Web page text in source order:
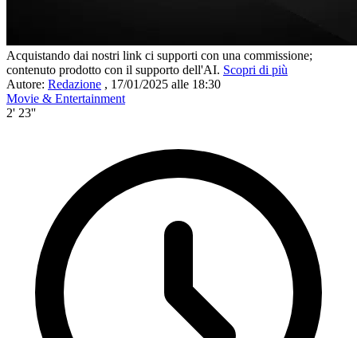
Acquistando dai nostri link ci supporti con una commissione;
contenuto prodotto con il supporto dell'AI. Scopri di più
Autore: Redazione , 17/01/2025 alle 18:30
Movie & Entertainment
2' 23''